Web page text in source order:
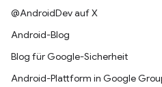
@AndroidDev auf X
Android-Blog
Blog für Google-Sicherheit
Android-Plattform in Google